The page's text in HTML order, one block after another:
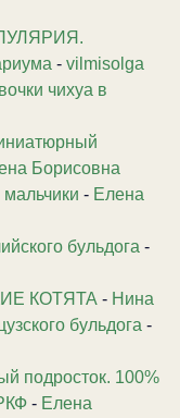
- vilmisolga
чихуа в
Борисовна
- Елена
бульдога -
КОТЯТА - Нина
бульдога -
подросток. 100%
- Елена